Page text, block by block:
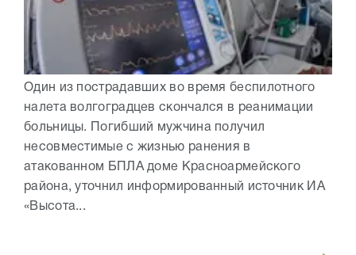
Один из пострадавших во время беспилотного
налета волгоградцев скончался в реанимации
больницы. Погибший мужчина получил
несовместимые с жизнью ранения в
атакованном БПЛА доме Красноармейского
района, уточнил информированный источник ИА
«Высота...